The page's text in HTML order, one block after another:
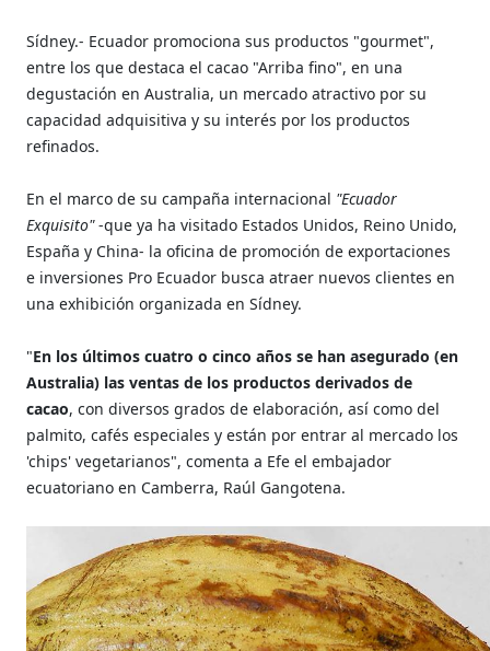
Sídney.- Ecuador promociona sus productos "gourmet",
entre los que destaca el cacao "Arriba fino", en una
degustación en Australia, un mercado atractivo por su
capacidad adquisitiva y su interés por los productos
refinados.
En el marco de su campaña internacional "Ecuador
Exquisito"-que ya ha visitado Estados Unidos, Reino Unido,
España y China- la oficina de promoción de exportaciones
e inversiones Pro Ecuador busca atraer nuevos clientes en
una exhibición organizada en Sídney.
"En los últimos cuatro o cinco años se han asegurado (en
Australia) las ventas de los productos derivados de
cacao, con diversos grados de elaboración, así como del
palmito, cafés especiales y están por entrar al mercado los
'chips' vegetarianos", comenta a Efe el embajador
ecuatoriano en Camberra, Raúl Gangotena.